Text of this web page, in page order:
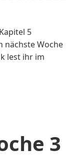
5
nächste Woche
lest ihr im
3